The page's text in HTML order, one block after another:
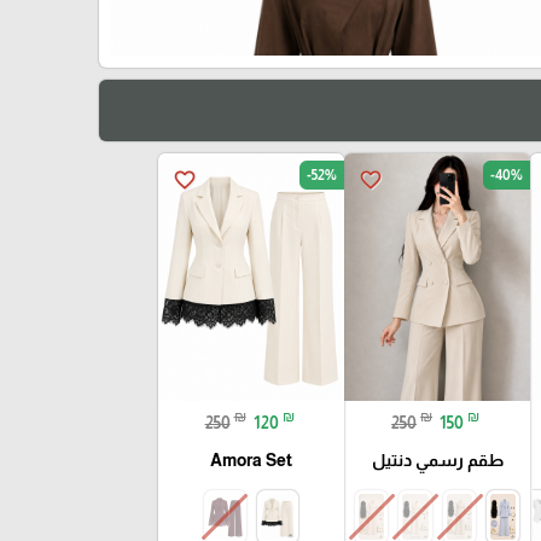
favorite_border -40%
250 ₪ 150 ₪
طقم رسمي دنتيل
favorite_border -52%
250 ₪ 120 ₪
Amora Set